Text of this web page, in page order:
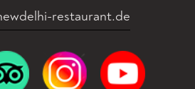
restaurant.de